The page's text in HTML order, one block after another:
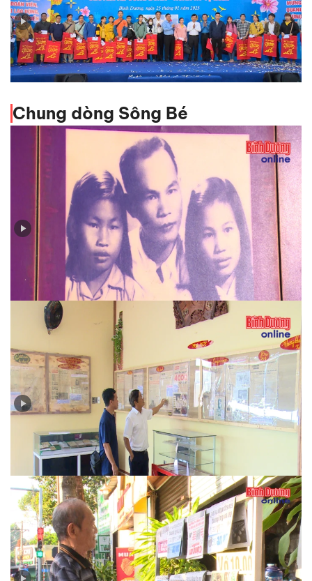
Lãnh đạo tỉnh tiễn hơn 1.600 công nhân lên xe 0 đồng
về quê đón tết
Chung dòng Sông Bé
Huỳnh Văn Nghệ - cây bút sắc bén trên mặt trận báo
Ngày 30-4-1975 qua tường thuật của báo chí đương
thời…